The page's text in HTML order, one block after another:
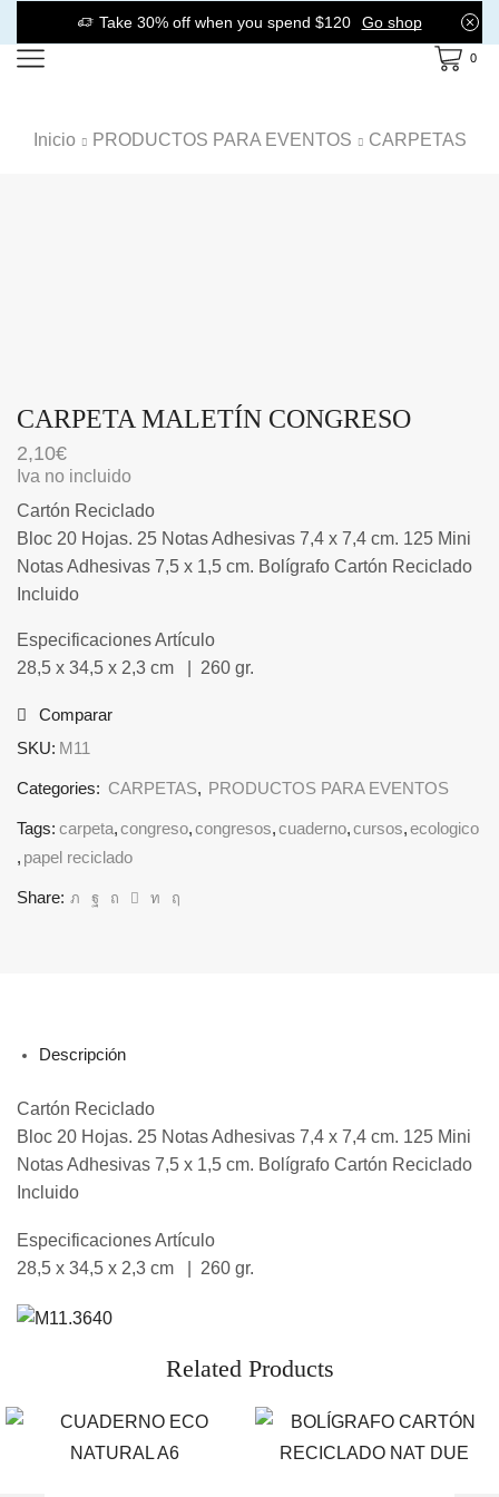
Take 30% off when you spend $120 Go shop
0
Inicio PRODUCTOS PARA EVENTOS CARPETAS
CARPETA MALETÍN CONGRESO
2,10€
Iva no incluido
Cartón Reciclado
Bloc 20 Hojas. 25 Notas Adhesivas 7,4 x 7,4 cm. 125 Mini
Notas Adhesivas 7,5 x 1,5 cm. Bolígrafo Cartón Reciclado
Incluido
Especificaciones Artículo
28,5 x 34,5 x 2,3 cm | 260 gr.
Comparar
SKU: M11
Categories: CARPETAS, PRODUCTOS PARA EVENTOS
Tags: carpeta,congreso,congresos,cuaderno,cursos,ecologico
, papel reciclado
Share:
Descripción
Cartón Reciclado
Bloc 20 Hojas. 25 Notas Adhesivas 7,4 x 7,4 cm. 125 Mini
Notas Adhesivas 7,5 x 1,5 cm. Bolígrafo Cartón Reciclado
Incluido
Especificaciones Artículo
28,5 x 34,5 x 2,3 cm | 260 gr.
Related Products